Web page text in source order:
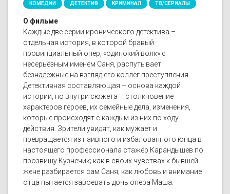
КОМЕДИИ ДЕТЕКТИВ КРИМИНАЛ ТВ/СЕРИАЛЫ
О фильме
Каждые две серии иронического детектива –
отдельная история, в которой бравый
провинциальный опер, «одинокий волк» с
несерьёзным именем Саня, распутывает
безнадёжные на взгляд его коллег преступления.
Детективная составляющая – основа каждой
истории, но внутри сюжета – столкновение
характеров героев, их семейные дела, изменения,
которые происходят с каждым из них по ходу
действия. Зрители увидят, как мужает и
превращается из наивного и избалованного юнца в
настоящего профессионала стажёр Карандышев по
прозвищу Кузнечик; как в своих чувствах к бывшей
жене разбирается сам Саня; как любовь и внимание
отца пытается завоевать дочь опера Маша.